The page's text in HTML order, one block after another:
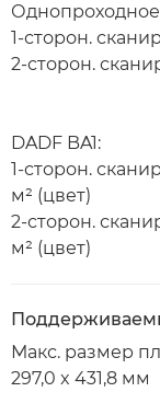
Однопроходное
1-сторон.
2-сторон.
DADF BA1:
1-сторон.
м² (цвет)
2-сторон.
м² (цвет)
Макс. размер
297,0 x 431,8 мм